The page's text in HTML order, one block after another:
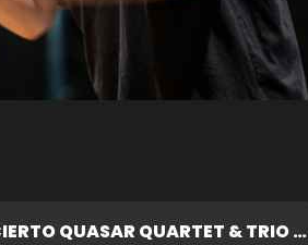
CONCIERTO QUASAR QUARTET & TRIO ZUKAN 30